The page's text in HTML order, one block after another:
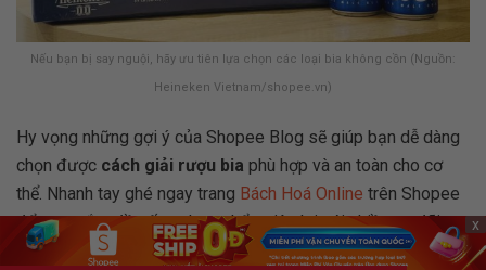
Nếu bạn bị say nguội, hãy ưu tiên lựa chọn các loại bia không cồn (Nguồn:
Heineken Vietnam/shopee.vn)
Hy vọng những gợi ý của Shopee Blog sẽ giúp bạn dễ dàng
chọn được cách giải rượu bia phù hợp và an toàn cho cơ
thể. Nhanh tay ghé ngay trang Bách Hoá Online trên Shopee
để mua sắm đồ uống, thực phẩm tiện lợi với nhiều ưu đãi
hấp dẫn. Và đừng quên theo dõi chuyên mụcSự kiệncủa
x